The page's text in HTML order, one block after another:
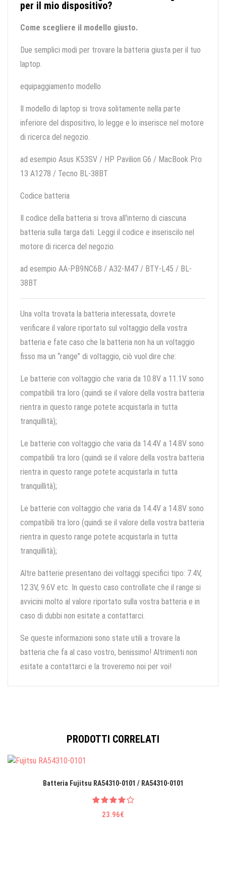
per il mio dispositivo?
Come scegliere il modello giusto.
Due semplici modi per trovare la batteria giusta per il tuo
laptop.
equipaggiamento modello
Il modello di laptop si trova solitamente nella parte
inferiore del dispositivo, lo legge e lo inserisce nel motore
di ricerca del negozio.
ad esempio Asus K53SV / HP Pavilion G6 / MacBook Pro
13 A1278 / Tecno BL-38BT
Codice batteria
Il codice della batteria si trova all'interno di ciascuna
batteria sulla targa dati. Leggi il codice e inseriscilo nel
motore di ricerca del negozio.
ad esempio AA-PB9NC6B / A32-M47 / BTY-L45 / BL-
38BT
Una volta trovata la batteria interessata, dovrete
verificare il valore riportato sul voltaggio della vostra
batteria e fate caso che la batteria non ha un voltaggio
fisso ma un “range” di voltaggio, ciò vuol dire che:
Le batterie con voltaggio che varia da 10.8V a 11.1V sono
compatibili tra loro (quindi se il valore della vostra batteria
rientra in questo range potete acquistarla in tutta
tranquillità);
Le batterie con voltaggio che varia da 14.4V a 14.8V sono
compatibili tra loro (quindi se il valore della vostra batteria
rientra in questo range potete acquistarla in tutta
tranquillità);
Le batterie con voltaggio che varia da 14.4V a 14.8V sono
compatibili tra loro (quindi se il valore della vostra batteria
rientra in questo range potete acquistarla in tutta
tranquillità);
Altre batterie presentano dei voltaggi specifici tipo: 7.4V,
12.3V, 9.6V etc. In questo caso controllate che il range si
avvicini molto al valore riportato sulla vostra batteria e in
caso di dubbi non esitate a contattarci.
Se queste informazioni sono state utili a trovare la
batteria che fa al caso vostro, benissimo! Altrimenti non
esitate a contattarci e la troveremo noi per voi!
PRODOTTI CORRELATI
Batteria Fujitsu RA54310-0101 / RA54310-0101
23.96€